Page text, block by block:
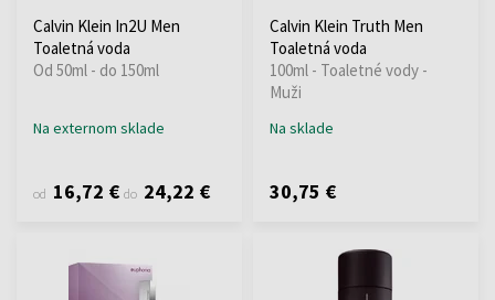
Calvin Klein In2U Men
Toaletná voda
Od 50ml - do 150ml
Na externom sklade
od 16,72 € do 24,22 €
Calvin Klein Truth Men
Toaletná voda
100ml - Toaletné vody -
Muži
Na sklade
30,75 €